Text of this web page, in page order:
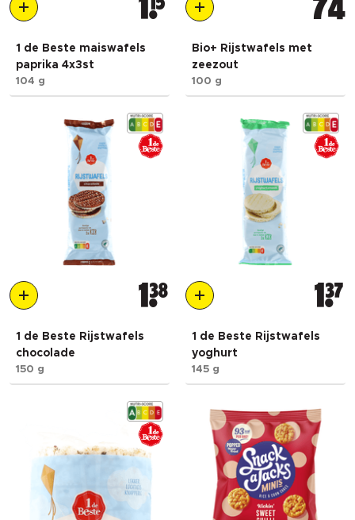
1
1 de Beste maiswafels
paprika 4x3st
104 g
74
Bio+ Rijstwafels met
zeezout
100 g
1 38
1 de Beste Rijstwafels
chocolade
150 g
1 37
1 de Beste Rijstwafels
yoghurt
145 g